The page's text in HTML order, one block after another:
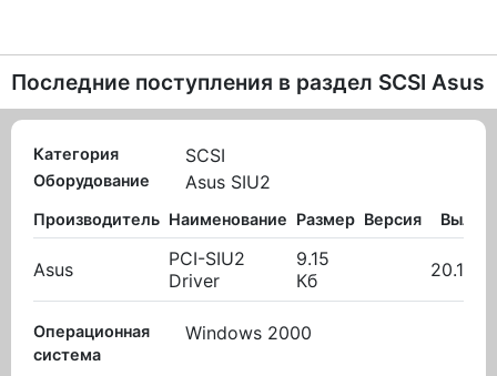
Последние поступления в раздел SCSI Asus
Категория SCSI
Оборудование Asus SIU2
Производитель Наименование Размер Версия
Asus
PCI-SIU2
Driver
9.15
Кб
Операционная
система
Windows 2000